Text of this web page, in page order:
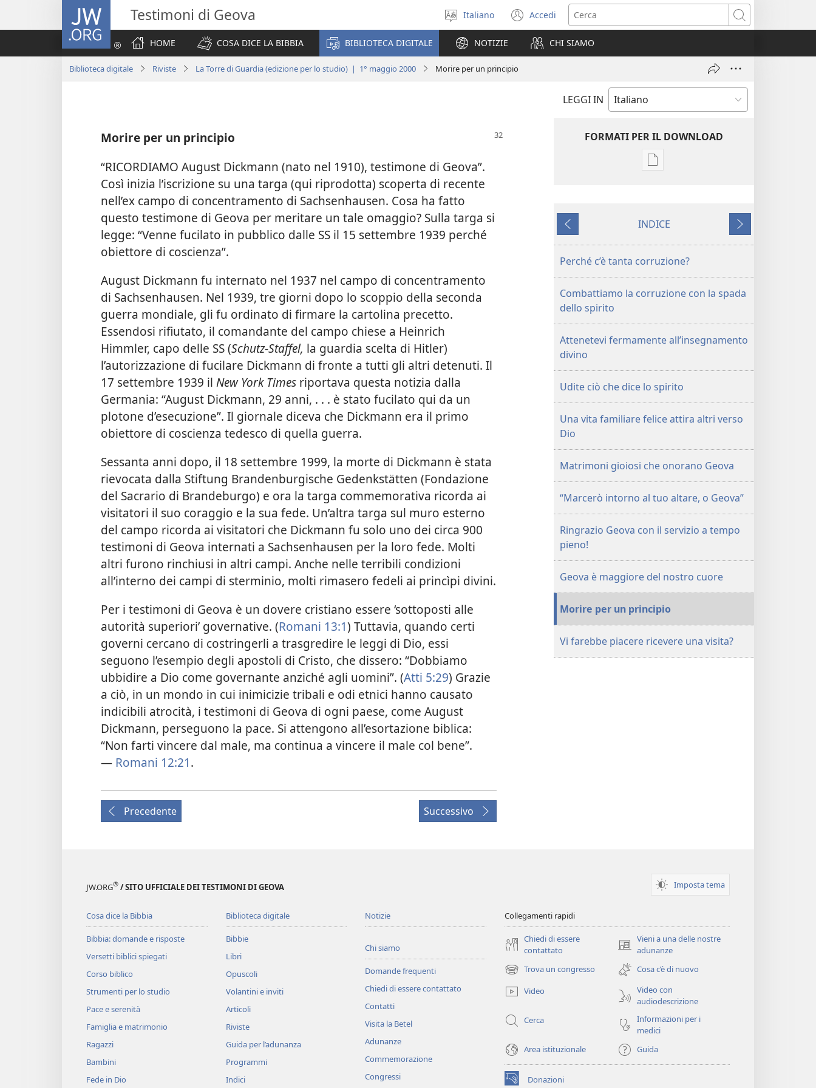
JW.ORG Testimoni di Geova
Seleziona
la
lingua
Italiano Accedi
(apre
una
nuova
finestra)
Cerca
HOME
COSA DICE LA BIBBIA BIBLIOTECA DIGITALE NOTIZIE CHI SIAMO
Biblioteca digitale Riviste La Torre di Guardia (edizione per lo studio) | 1° maggio 2000 Morire per un principio
LEGGI IN
Morire per un principio
“RICORDIAMO August Dickmann (nato nel 1910), testimone di Geova”.
Così inizia l’iscrizione su una targa (qui riprodotta) scoperta di recente
nell’ex campo di concentramento di Sachsenhausen. Cosa ha fatto
questo testimone di Geova per meritare un tale omaggio? Sulla targa si
legge: “Venne fucilato in pubblico dalle SS il 15 settembre 1939 perché
obiettore di coscienza”.
August Dickmann fu internato nel 1937 nel campo di concentramento
di Sachsenhausen. Nel 1939, tre giorni dopo lo scoppio della seconda
guerra mondiale, gli fu ordinato di firmare la cartolina precetto.
Essendosi rifiutato, il comandante del campo chiese a Heinrich
Himmler, capo delle SS (Schutz-Staffel, la guardia scelta di Hitler)
l’autorizzazione di fucilare Dickmann di fronte a tutti gli altri detenuti. Il
17 settembre 1939 il New York Times riportava questa notizia dalla
Germania: “August Dickmann, 29 anni, . . . è stato fucilato qui da un
plotone d’esecuzione”. Il giornale diceva che Dickmann era il primo
obiettore di coscienza tedesco di quella guerra.
Sessanta anni dopo, il 18 settembre 1999, la morte di Dickmann è stata
rievocata dalla Stiftung Brandenburgische Gedenkstätten (Fondazione
del Sacrario di Brandeburgo) e ora la targa commemorativa ricorda ai
visitatori il suo coraggio e la sua fede. Un’altra targa sul muro esterno
del campo ricorda ai visitatori che Dickmann fu solo uno dei circa 900
testimoni di Geova internati a Sachsenhausen per la loro fede. Molti
altri furono rinchiusi in altri campi. Anche nelle terribili condizioni
all’interno dei campi di sterminio, molti rimasero fedeli ai princìpi divini.
Per i testimoni di Geova è un dovere cristiano essere ‘sottoposti alle
autorità superiori’ governative. (Romani 13:1) Tuttavia, quando certi
governi cercano di costringerli a trasgredire le leggi di Dio, essi
seguono l’esempio degli apostoli di Cristo, che dissero: “Dobbiamo
ubbidire a Dio come governante anziché agli uomini”. (Atti 5:29) Grazie
a ciò, in un mondo in cui inimicizie tribali e odi etnici hanno causato
indicibili atrocità, i testimoni di Geova di ogni paese, come August
Dickmann, perseguono la pace. Si attengono all’esortazione biblica:
“Non farti vincere dal male, ma continua a vincere il male col bene”.
— Romani 12:21.
Precedente Successivo
FORMATI PER IL DOWNLOAD
Opzioni
delle
TORRE
GUARDIA
PER
LO
1° maggio
2000
Precedente
INDICE
Successivo
Perché c’è tanta corruzione?
Combattiamo la corruzione con la spada
dello spirito
Attenetevi fermamente all’insegnamento
divino
Udite ciò che dice lo spirito
Una vita familiare felice attira altri verso
Dio
Matrimoni gioiosi che onorano Geova
“Marcerò intorno al tuo altare, o Geova”
Ringrazio Geova con il servizio a tempo
pieno!
Geova è maggiore del nostro cuore
Morire per un principio
Vi farebbe piacere ricevere una visita?
JW.ORG® / SITO UFFICIALE DEI TESTIMONI DI GEOVA Imposta tema
Cosa dice la Bibbia
Bibbia: domande e risposte
Versetti biblici spiegati
Corso biblico
Strumenti per lo studio
Pace e serenità
Famiglia e matrimonio
Ragazzi
Bambini
Fede in Dio
Biblioteca digitale
Bibbie
Libri
Opuscoli
Volantini e inviti
Articoli
Riviste
Guida per l’adunanza
Programmi
Indici
Notizie
Chi siamo
Domande frequenti
Chiedi di essere contattato
Contatti
Visita la Betel
Adunanze
Commemorazione
Congressi
Collegamenti rapidi
Chiedi di essere
contattato
Vieni a una delle nostre
adunanze
(apre
una
nuova
finestra)
Trova un congresso
(apre
una
nuova
Cosa c’è di nuovo
Video
Video con
audiodescrizione
Cerca
Informazioni per i
medici
Area istituzionale
Guida
Donazioni
(apre